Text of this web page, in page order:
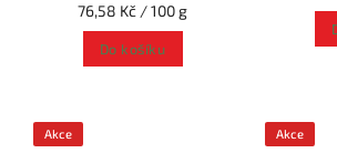
76,58 Kč / 100 g
Do košíku
Akce Akce